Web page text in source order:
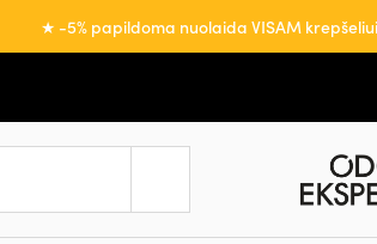
★ -5% papildoma nuolaida VISAM